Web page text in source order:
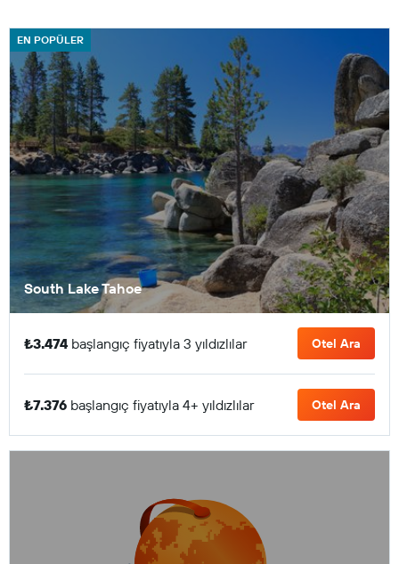
EN POPÜLER
South Lake Tahoe
₺3.474 başlangıç fiyatıyla 3 yıldızlılar Otel Ara
₺7.376 başlangıç fiyatıyla 4+ yıldızlılar Otel Ara